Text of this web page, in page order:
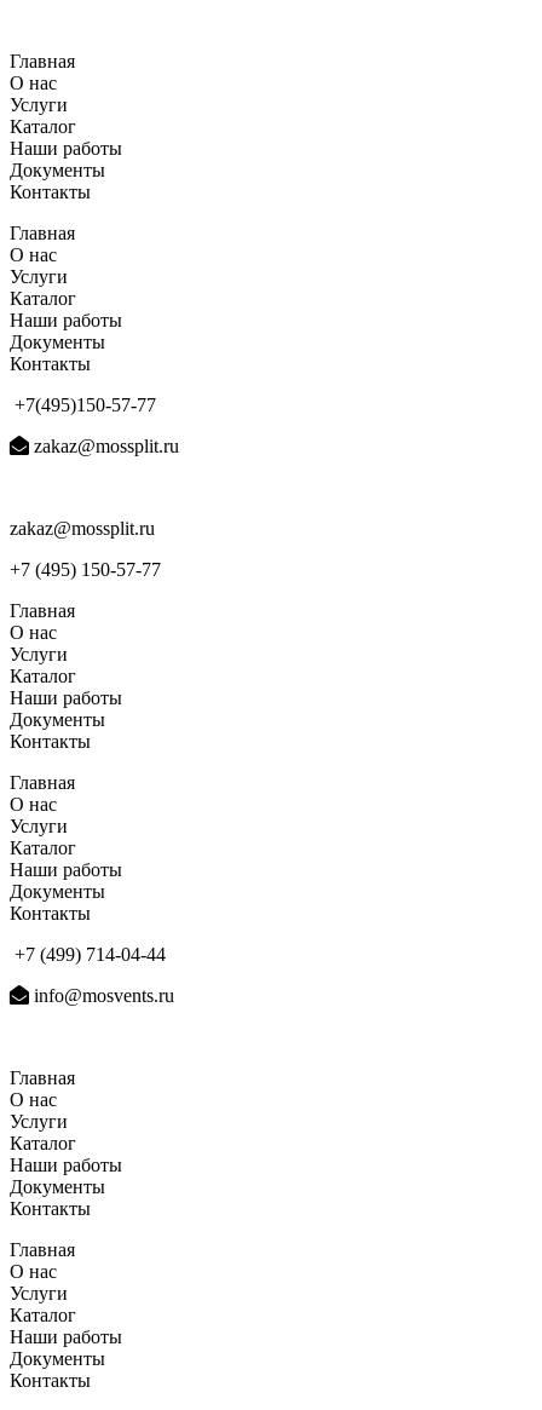
содержимому
Главная
О нас
Услуги
Каталог
Наши работы
Документы
Контакты
Главная
О нас
Услуги
Каталог
Наши работы
Документы
Контакты
+7(495)150-57-77
zakaz@mossplit.ru
zakaz@mossplit.ru
+7 (495) 150-57-77
Главная
О нас
Услуги
Каталог
Наши работы
Документы
Контакты
Главная
О нас
Услуги
Каталог
Наши работы
Документы
Контакты
+7 (499) 714-04-44
info@mosvents.ru
Главная
О нас
Услуги
Каталог
Наши работы
Документы
Контакты
Главная
О нас
Услуги
Каталог
Наши работы
Документы
Контакты